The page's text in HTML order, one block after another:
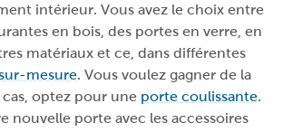
intérieur. Vous avez le choix entre
en bois, des portes en verre, en
matériaux et ce, dans différentes
mesure. Vous voulez gagner de la
cas, optez pour une porte coulissante.
nouvelle porte avec les accessoires